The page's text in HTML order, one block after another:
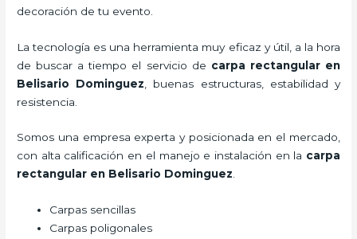
decoración de tu evento.
La tecnología es una herramienta muy eficaz y útil, a la hora
de buscar a tiempo el servicio de carpa rectangularen
Belisario Dominguez , buenas estructuras, estabilidad y
resistencia.
Somos una empresa experta y posicionada en el mercado,
con alta calificación en el manejo e instalación en la carpa
rectangular en Belisario Dominguez.
Carpas sencillas
Carpas poligonales